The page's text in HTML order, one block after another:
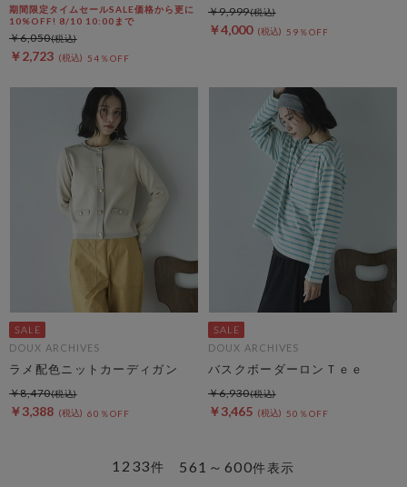
期間限定タイムセールSALE価格から更に
10%OFF! 8/10 10:00まで
￥2,723 54％OFF
￥6,050
￥4,000 59％OFF
￥9,999
DOUX ARCHIVES
ラメ配色ニットカーディガン
￥3,388 60％OFF
￥8,470
DOUX ARCHIVES
バスクボーダーロンＴｅｅ
￥3,465 50％OFF
￥6,930
561～600件表示
1233件